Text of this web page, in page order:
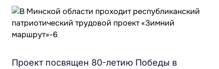
Проект посвящен 80-летию Победы в